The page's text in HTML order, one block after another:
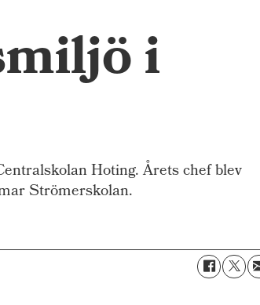
i
Hoting. Årets chef blev
Strömerskolan.